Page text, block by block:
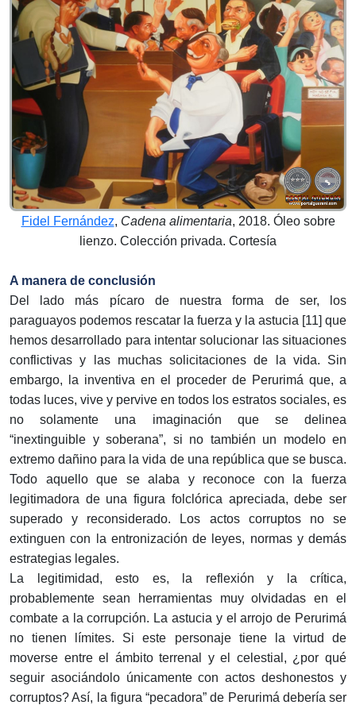
Fidel Fernández, Cadena alimentaria, 2018. Óleo sobre
lienzo. Colección privada. Cortesía
A manera de conclusión
Del lado más pícaro de nuestra forma de ser, los
paraguayos podemos rescatar la fuerza y la astucia [11] que
hemos desarrollado para intentar solucionar las situaciones
conflictivas y las muchas solicitaciones de la vida. Sin
embargo, la inventiva en el proceder de Perurimá que, a
todas luces, vive y pervive en todos los estratos sociales, es
no solamente una imaginación que se delinea
“inextinguible y soberana”, si no también un modelo en
extremo dañino para la vida de una república que se busca.
Todo aquello que se alaba y reconoce con la fuerza
legitimadora de una figura folclórica apreciada, debe ser
superado y reconsiderado. Los actos corruptos no se
extinguen con la entronización de leyes, normas y demás
estrategias legales.
La legitimidad, esto es, la reflexión y la crítica,
probablemente sean herramientas muy olvidadas en el
combate a la corrupción. La astucia y el arrojo de Perurimá
no tienen límites. Si este personaje tiene la virtud de
moverse entre el ámbito terrenal y el celestial, ¿por qué
seguir asociándolo únicamente con actos deshonestos y
corruptos? Así, la figura “pecadora” de Perurimá debería ser